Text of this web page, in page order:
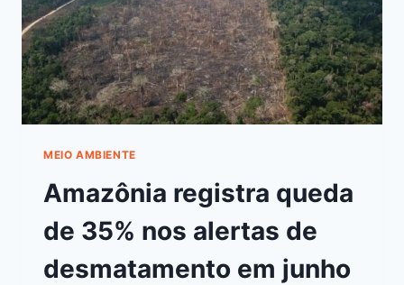
MEIO AMBIENTE
Amazônia registra queda
de 35% nos alertas de
desmatamento em junho